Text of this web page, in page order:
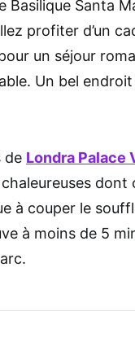
Basilique Santa
profiter d’un
un séjour
Un bel
de Londra Palace
dont
à couper le
à moins de 5